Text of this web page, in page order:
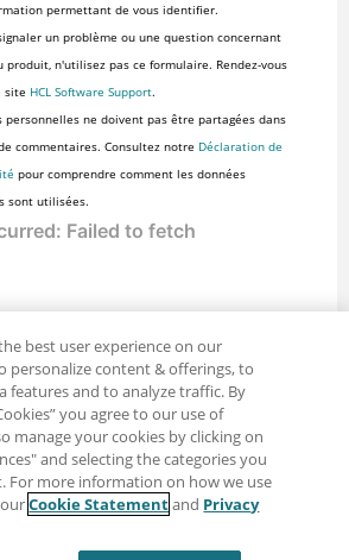
permettant de vous identifier.
un problème ou une question concernant
produit, n'utilisez pas ce formulaire. Rendez-vous
site HCL Software Support.
personnelles ne doivent pas être partagées dans
commentaires. Consultez notre Déclaration de
pour comprendre comment les données
sont utilisées.
Twitter
Intimité
best user experience on our
personalize content & offerings, to
features and to analyze traffic. By
you agree to our use of
manage your cookies by clicking on
and selecting the categories you
For more information on how we use
ourCookie Statementand Privacy